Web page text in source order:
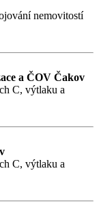
nemovitostí
a ČOV Čakov
C, výtlaku a
C, výtlaku a